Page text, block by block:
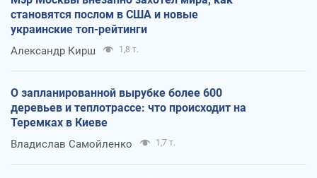
становятся послом в США и новые
украинские топ-рейтинги
Александр Кирш 1,8 т.
О запланированной вырубке более 600
деревьев и теплотрассе: что происходит на
Теремках в Киеве
Владислав Самойленко 1,7 т.